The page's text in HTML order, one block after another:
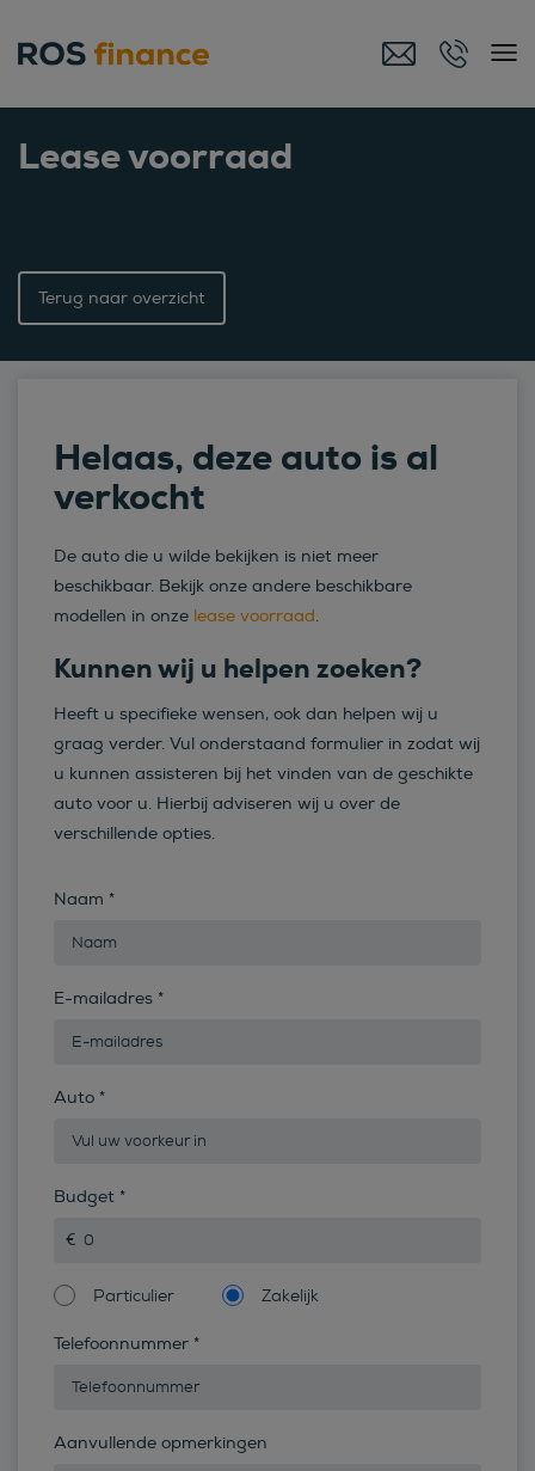
Lease voorraad
Terug naar overzicht
Helaas, deze auto is al
verkocht
De auto die u wilde bekijken is niet meer
beschikbaar. Bekijk onze andere beschikbare
modellen in onze lease voorraad.
Kunnen wij u helpen zoeken?
Heeft u specifieke wensen, ook dan helpen wij u
graag verder. Vul onderstaand formulier in zodat wij
u kunnen assisteren bij het vinden van de geschikte
auto voor u. Hierbij adviseren wij u over de
verschillende opties.
Naam *
E-mailadres *
Auto *
Budget *
Particulier Zakelijk
Telefoonnummer *
Aanvullende opmerkingen